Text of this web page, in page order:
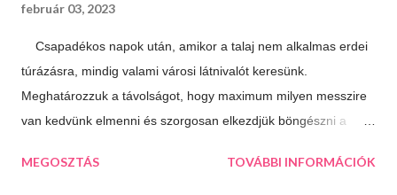
február 03, 2023
Csapadékos napok után, amikor a talaj nem alkalmas erdei
túrázásra, mindig valami városi látnivalót keresünk.
Meghatározzuk a távolságot, hogy maximum milyen messzire
van kedvünk elmenni és szorgosan elkezdjük böngészni a
települést. Így esett a választásunk következő úticélként
MEGOSZTÁS TOVÁBBI INFORMÁCIÓK